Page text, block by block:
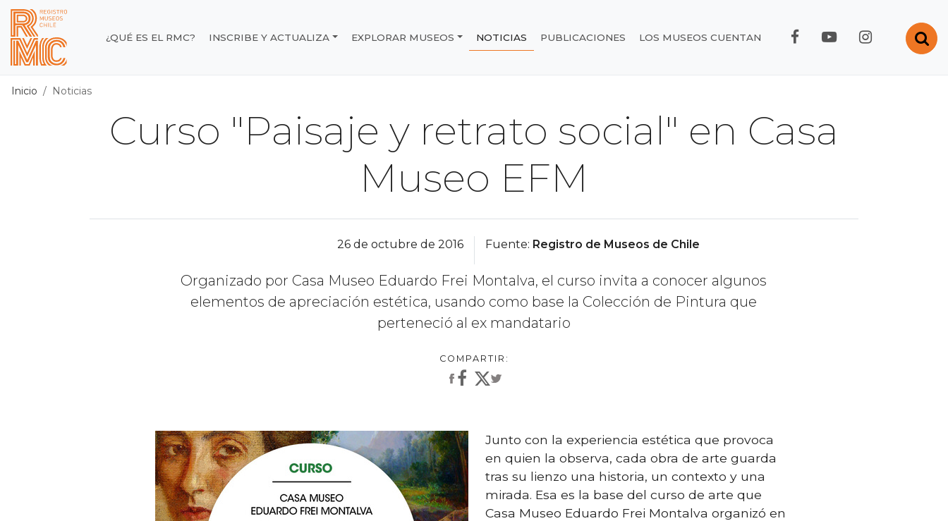
Contenido principal
Registro de Museos de Chile
¿QUÉ ES EL RMC? INSCRIBE Y ACTUALIZA EXPLORAR MUSEOS NOTICIAS PUBLICACIONES LOS MUSEOS CUENTAN FACEBOOK RMC
YOUTUBE RMC
Inicio Noticias
Curso "Paisaje y retrato social" en Casa
Museo EFM
26 de octubre de 2016 Fuente: Registro de Museos de Chile
Organizado por Casa Museo Eduardo Frei Montalva, el curso invita a conocer algunos
elementos de apreciación estética, usando como base la Colección de Pintura que
perteneció al ex mandatario
Junto con la experiencia estética que provoca
en quien la observa, cada obra de arte guarda
tras su lienzo una historia, un contexto y una
mirada. Esa es la base del curso de arte que
Casa Museo Eduardo Frei Montalva organizó en